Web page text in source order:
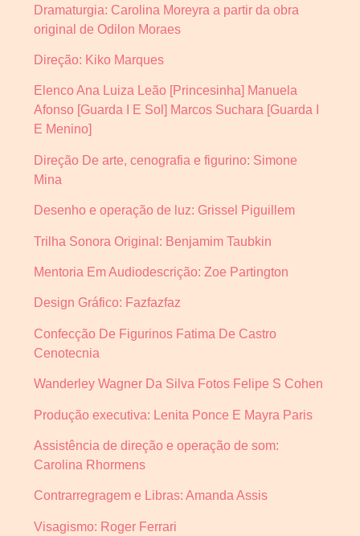
Dramaturgia: Carolina Moreyra a partir da obra
original de Odilon Moraes
Direção: Kiko Marques
Elenco Ana Luiza Leão [Princesinha] Manuela
Afonso [Guarda I E Sol] Marcos Suchara [Guarda I
E Menino]
Direção De arte, cenografia e figurino: Simone
Mina
Desenho e operação de luz: Grissel Piguillem
Trilha Sonora Original: Benjamim Taubkin
Mentoria Em Audiodescrição: Zoe Partington
Design Gráfico: Fazfazfaz
Confecção De Figurinos Fatima De Castro
Cenotecnia
Wanderley Wagner Da Silva Fotos Felipe S Cohen
Produção executiva: Lenita Ponce E Mayra Paris
Assistência de direção e operação de som:
Carolina Rhormens
Contrarregragem e Libras: Amanda Assis
Visagismo: Roger Ferrari